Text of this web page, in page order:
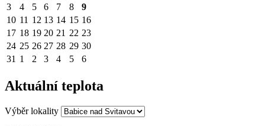
3
4 5 6 7 8
9
10 11 12 13 14 15 16
17 18 19 20 21 22 23
24 25 26 27 28 29 30
31 1 2 3 4 5 6
Aktuální teplota
Výběr lokality